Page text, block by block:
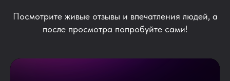
Посмотрите живые отзывы и впечатления людей, а
после просмотра попробуйте сами!